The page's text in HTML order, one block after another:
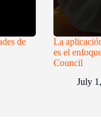
de
La
es el
Council
July